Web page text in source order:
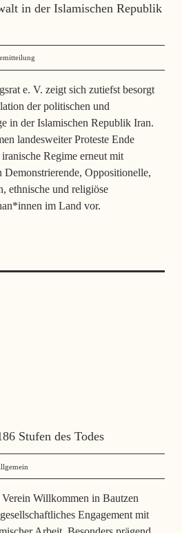
in der Islamischen Republik
e. V. zeigt sich zutiefst besorgt
der politischen und
in der Islamischen Republik Iran.
landesweiter Proteste Ende
Regime erneut mit
Demonstrierende, Oppositionelle,
ethnische und religiöse
im Land vor.
Stufen des Todes
Willkommen in Bautzen
Engagement mit